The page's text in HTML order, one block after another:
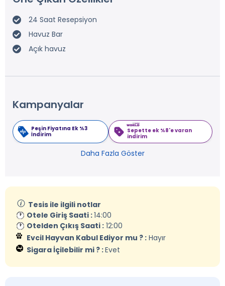
24 Saat Resepsiyon
Havuz Bar
Açık havuz
Kampanyalar
Peşin Fiyatına Ek %3
İndirim
Sepette ek %8'e varan
indirim
Daha Fazla Göster
Tesis ile ilgili notlar
Otele Giriş Saati :14:00
Otelden Çıkış Saati : 12:00
Evcil Hayvan Kabul Ediyor mu ? : Hayır
Sigara İçilebilir mi ? :Evet